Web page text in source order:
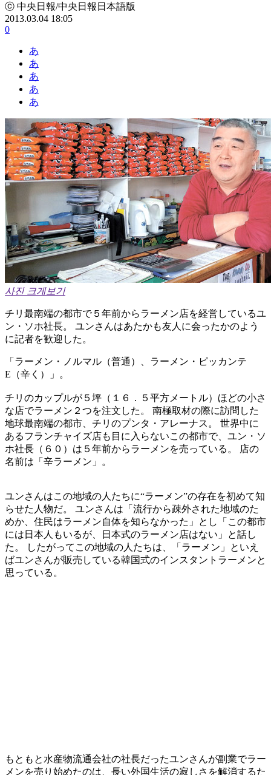
ⓒ 中央日報/中央日報日本語版
2013.03.04 18:05
0
あ
あ
あ
あ
あ
사진 크게보기
チリ最南端の都市で５年前からラーメン店を経営しているユ
ン・ソホ社長。 ユンさんはあたかも友人に会ったかのよう
に記者を歓迎した。
「ラーメン・ノルマル（普通）、ラーメン・ピッカンテ
E（辛く）」。
チリのカップルが５坪（１６．５平方メートル）ほどの小さ
な店でラーメン２つを注文した。 南極取材の際に訪問した
地球最南端の都市、チリのプンタ・アレーナス。 世界中に
あるフランチャイズ店も目に入らないこの都市で、ユン・ソ
ホ社長（６０）は５年前からラーメンを売っている。 店の
名前は「辛ラーメン」。
ユンさんはこの地域の人たちに“ラーメン”の存在を初めて知
らせた人物だ。 ユンさんは「流行から疎外された地域のた
めか、住民はラーメン自体を知らなかった」とし「この都市
には日本人もいるが、日本式のラーメン店はない」と話し
た。 したがってこの地域の人たちは、「ラーメン」といえ
ばユンさんが販売している韓国式のインスタントラーメンと
思っている。
もともと水産物流通会社の社長だったユンさんが副業でラー
メンを売り始めたのは、長い外国生活の寂しさを解消するた